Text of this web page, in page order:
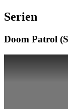
Serien
Doom Patrol